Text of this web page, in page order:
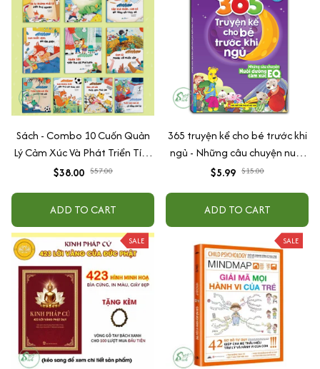
Sách - Combo 10 Cuốn Quản
Lý Cảm Xúc Và Phát Triển Tính
Cách Cho Bé Từ 2 - 6 Tuổi
$38.00 $57.00
ADD TO CART
365 truyện kể cho bé trước khi
ngủ - Những câu chuyện nuôi
dưỡng cảm xúc EQ (2-12 tuổi)
$5.99 $15.00
ADD TO CART
SALE SALE